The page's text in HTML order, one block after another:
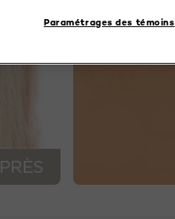
Paramétrages des témoins